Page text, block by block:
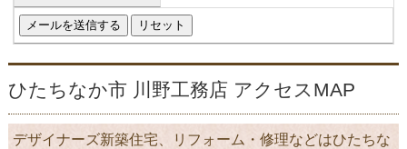
ひたちなか市 川野工務店 アクセスMAP
デザイナーズ新築住宅、リフォーム・修理などはひたちな